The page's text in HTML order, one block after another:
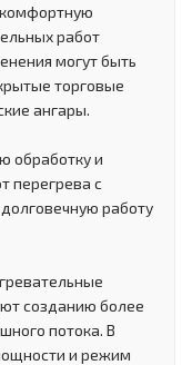
работ
могут быть
торговые
ангары.
обработку и
перегрева с
работу
созданию более
потока. В
и режим